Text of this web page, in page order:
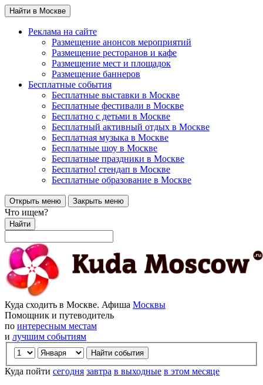
Найти в Москве
Реклама на сайте
Размещение анонсов мероприятий
Размещение ресторанов и кафе
Размещение мест и площадок
Размещение баннеров
Бесплатные события
Бесплатные выставки в Москве
Бесплатные фестивали в Москве
Бесплатно с детьми в Москве
Бесплатный активный отдых в Москве
Бесплатная музыка в Москве
Бесплатные шоу в Москве
Бесплатные праздники в Москве
Бесплатно! стендап в Москве
Бесплатные образование в Москве
Открыть меню Закрыть меню
Что ищем?
Найти
Куда сходить в Москве. Афиша Москвы
Помощник и путеводитель
по интересным местам
и лучшим событиям
Куда пойти сегодня завтра в выходные в этом месяце